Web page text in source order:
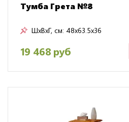
Тумба Грета №8
ШxВxГ, см: 48x63.5x36
19 468 руб